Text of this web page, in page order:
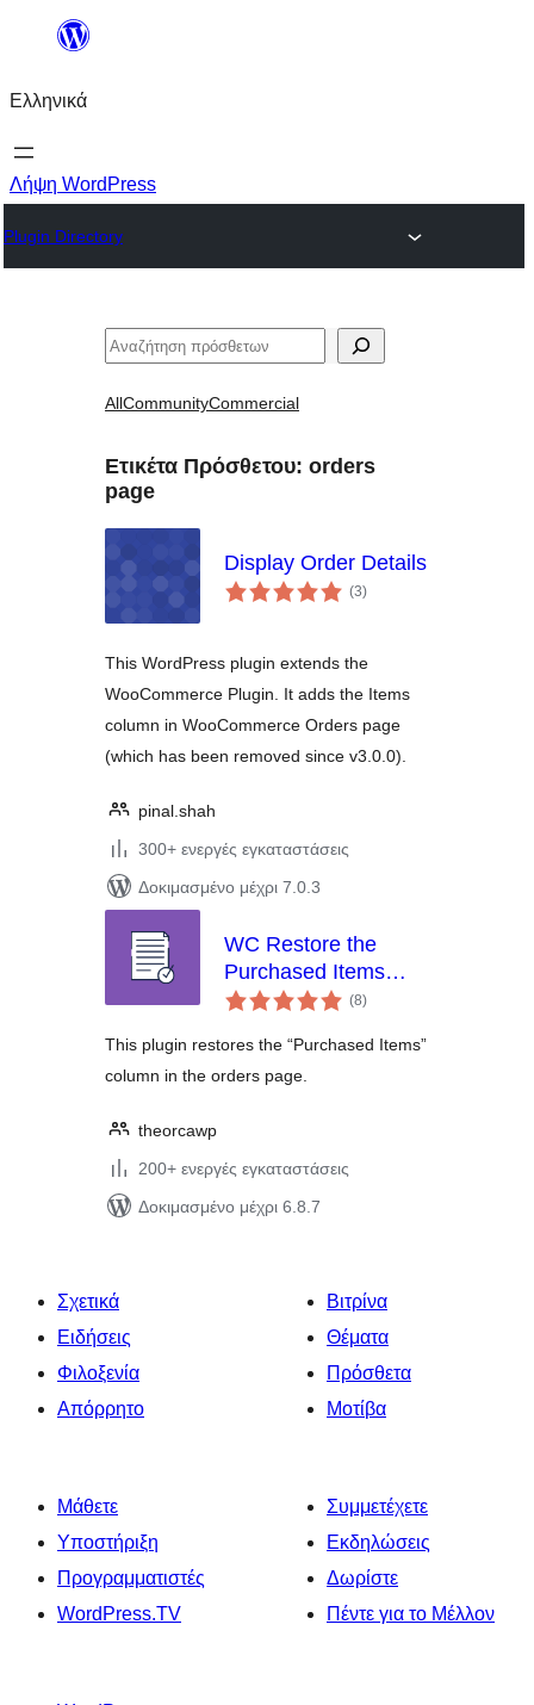
Μετάβαση
περιεχόμενο
Ελληνικά
Λήψη WordPress
Plugin Directory
Αναζήτηση
AllCommunityCommercial
Ετικέτα Πρόσθετου: orders
page
Display Order Details
(3αξιολογήσεις
σύνολο
)
This WordPress plugin extends the
WooCommerce Plugin. It adds the Items
column in WooCommerce Orders page
(which has been removed since v3.0.0).
pinal.shah
300+ ενεργές εγκαταστάσεις
Δοκιμασμένο μέχρι 7.0.3
WC Restore the
Purchased Items
Column in Orders
(8αξιολογήσεις
σύνολο
)
This plugin restores the “Purchased Items”
column in the orders page.
theorcawp
200+ ενεργές εγκαταστάσεις
Δοκιμασμένο μέχρι 6.8.7
Σχετικά
Ειδήσεις
Φιλοξενία
Απόρρητο
Βιτρίνα
Θέματα
Πρόσθετα
Μοτίβα
Μάθετε
Υποστήριξη
Προγραμματιστές
WordPress.TV
Συμμετέχετε
Εκδηλώσεις
Δωρίστε
Πέντε για το Μέλλον